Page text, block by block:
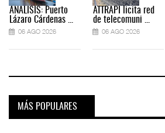
ANÁLISIS: Puerto
Lázaro Cárdenas ...
06 AGO 2026
ATTRAPI licita red
de telecomuni ...
06 AGO 2026
MÁS POPULARES